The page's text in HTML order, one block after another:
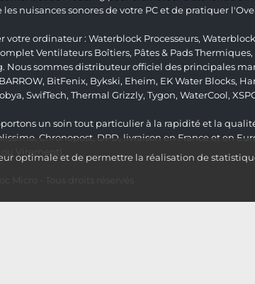
optimale et de permettre la réalisation de
nuisances sonores de votre PC et de pratiquer
votre ordinateur : Waterblock Processeurs,
Ventilateurs Boîtiers, Pâtes & Pads Thermiques,
. Nous sommes distributeur officiel des principales
BARROW, BitFenix, Bykski, Eheim, EK Water Blocks,
, SwifTech, Thermal Grizzly, Tygon, WaterCool,
un soin tout particulier à la rapidité et la
Chronopost, DPD, livraison en France et en
Virement).